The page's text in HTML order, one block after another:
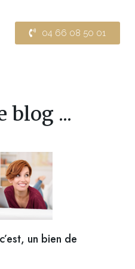
04 66 08 50 01
blog ...
un bien de